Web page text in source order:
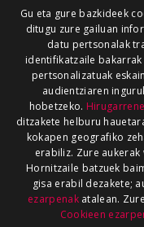
Gu eta gure bazkideek
ditugu zure gailuan
datu pertsonalak
identifikatzaile
pertsonalizatuak
audientziaren
hobetzeko.
ditzakete helburu
kokapen geografiko
erabiliz. Zure
Hornitzaile batzuek
gisa erabil dezakete;
ezarpenakatalean.
Cookieen